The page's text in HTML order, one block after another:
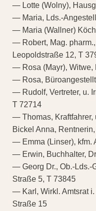
— Lotte (Wolny),
— Maria, Lds.-
— Maria (Wallner)
— Robert, Mag.
Leopoldstraße 12, T
— Rosa (Mayr), Witwe,
— Rosa,
— Rudolf, Vertreter, u.
T 72714
— Thomas, Kraftfahrer,
Bickel Anna,
— Emma (Linser), kfm.
— Erwin, Buchhalter,
— Georg Dr., Ob.-Lds.-
Straße 5, T 73845
— Karl, Wirkl. Amtsrat i.
Straße 15